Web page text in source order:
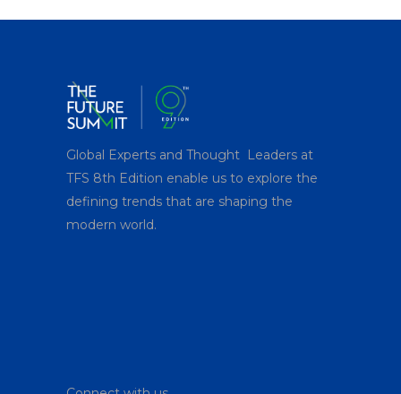
Global Experts and Thought Leaders at
TFS 8th Edition enable us to explore the
defining trends that are shaping the
modern world.